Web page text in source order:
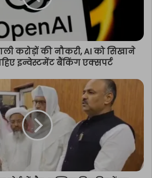
करोड़ों की नौकरी, AI को सिखाने
इन्वेस्टमेंट बैंकिंग एक्सपर्ट